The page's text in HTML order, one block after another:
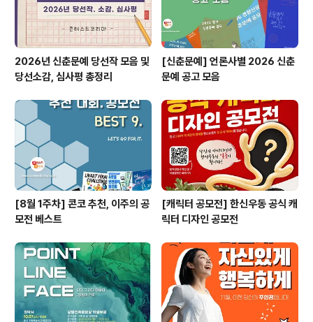
2026년 신춘문예 당선작 모음 및
당선소감, 심사평 총정리
[신춘문예] 언론사별 2026 신춘
문예 공고 모음
[8월 1주차] 콘코 추천, 이주의 공
모전 베스트
[캐릭터 공모전] 한신우동 공식 캐
릭터 디자인 공모전